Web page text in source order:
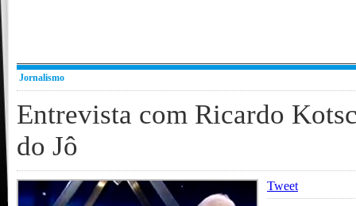
Jornalismo
Entrevista com Ricardo
do Jô
Tweet